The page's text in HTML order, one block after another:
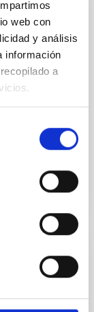
web con
y análisis
información
a
Ratio
are key to